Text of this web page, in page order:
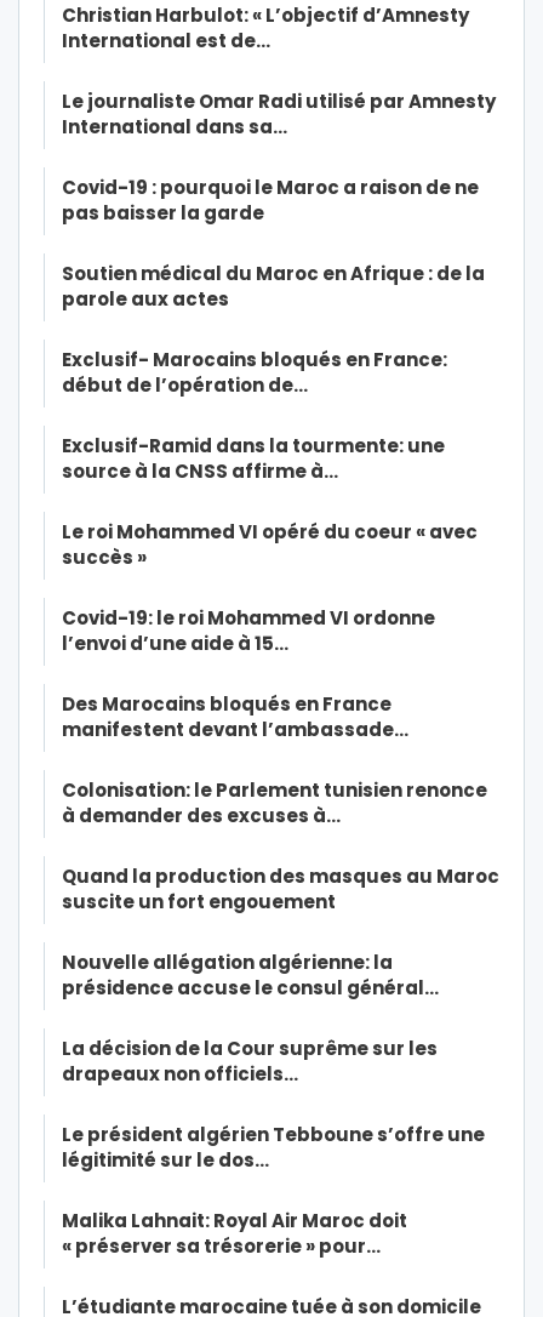
Christian Harbulot: « L’objectif d’Amnesty
International est de…
Le journaliste Omar Radi utilisé par Amnesty
International dans sa…
Covid-19 : pourquoi le Maroc a raison de ne
pas baisser la garde
Soutien médical du Maroc en Afrique : de la
parole aux actes
Exclusif- Marocains bloqués en France:
début de l’opération de…
Exclusif-Ramid dans la tourmente: une
source à la CNSS affirme à…
Le roi Mohammed VI opéré du coeur « avec
succès »
Covid-19: le roi Mohammed VI ordonne
l’envoi d’une aide à 15…
Des Marocains bloqués en France
manifestent devant l’ambassade…
Colonisation: le Parlement tunisien renonce
à demander des excuses à…
Quand la production des masques au Maroc
suscite un fort engouement
Nouvelle allégation algérienne: la
présidence accuse le consul général…
La décision de la Cour suprême sur les
drapeaux non officiels…
Le président algérien Tebboune s’offre une
légitimité sur le dos…
Malika Lahnait: Royal Air Maroc doit
« préserver sa trésorerie » pour…
L’étudiante marocaine tuée à son domicile